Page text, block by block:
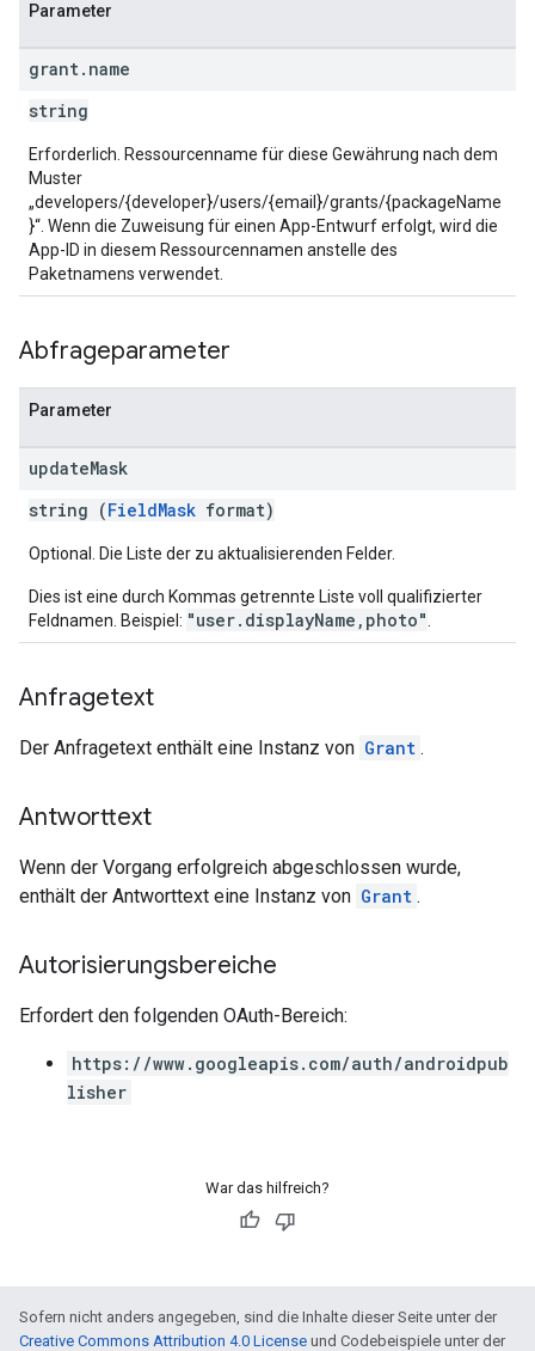
Parameter
grant. name
string
Erforderlich. Ressourcenname für diese Gewährung nach dem
Muster
„developers/{developer}/users/{email}/grants/{packageName
}“. Wenn die Zuweisung für einen App-Entwurf erfolgt, wird die
App-ID in diesem Ressourcennamen anstelle des
Paketnamens verwendet.
Abfrageparameter
Parameter
updateMask
string (FieldMask format)
Optional. Die Liste der zu aktualisierenden Felder.
Dies ist eine durch Kommas getrennte Liste voll qualifizierter
Feldnamen. Beispiel: "user.displayName,photo"
Anfragetext
Der Anfragetext enthält eine Instanz von Grant .
Antworttext
Wenn der Vorgang erfolgreich abgeschlossen wurde,
enthält der Antworttext eine Instanz von Grant .
Autorisierungsbereiche
Erfordert den folgenden OAuth-Bereich:
https://www.googleapis.com/auth/androidpub
lisher
War das hilfreich?
Sofern nicht anders angegeben, sind die Inhalte dieser Seite unter der
Creative Commons Attribution 4.0 License und Codebeispiele unter der